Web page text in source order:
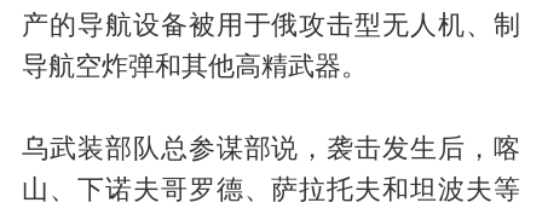
产的导航设备被用于俄攻击型无人机、制
导航空炸弹和其他高精武器。
乌武装部队总参谋部说，袭击发生后，喀
山、下诺夫哥罗德、萨拉托夫和坦波夫等